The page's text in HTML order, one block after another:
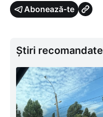
Abonează-te
Știri recomandate